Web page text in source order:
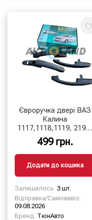
Євроручка двері ВАЗ
Калина
1117,1118,1119, 2190,
2192, 2194 зовнішня,
(к-т 4 шт.)
499 грн.
Додати до кошика
Залишилось: 3 шт.
Відправка/Самовивіз:
09.08.2026
Бренд: ТюнАвто